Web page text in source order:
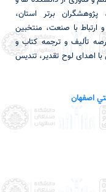
برتر استان،
ارتباط با صنعت، منتخبین
تألیف و ترجمه کتاب و
اهدای لوح تقدیر، تندیس
اصفهان